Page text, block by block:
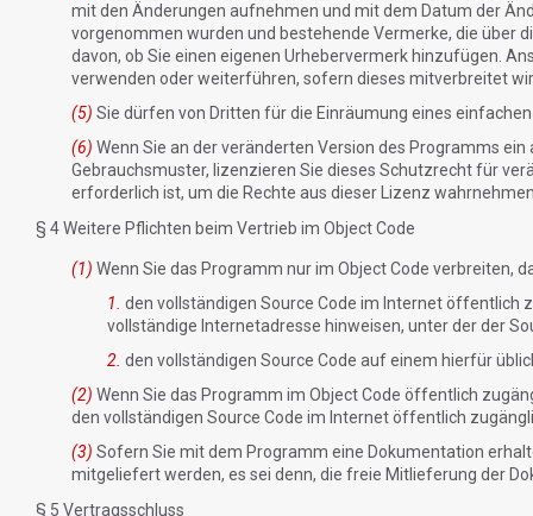
mit den Änderungen aufnehmen und mit dem Datum der
vorgenommen wurden und bestehende Vermerke, die über
davon, ob Sie einen eigenen Urhebervermerk hinzufügen.
verwenden oder weiterführen, sofern dieses mitverbreitet
(5) Sie dürfen von Dritten für die Einräumung eines
(6) Wenn Sie an der veränderten Version des Programms
Gebrauchsmuster, lizenzieren Sie dieses Schutzrecht für
erforderlich ist, um die Rechte aus dieser Lizenz
§ 4 Weitere Pflichten beim Vertrieb im Object Code
(1) Wenn Sie das Programm nur im Object Code verbreiten,
1. den vollständigen Source Code im Internet öffentlich
vollständige Internetadresse hinweisen, unter der der
2. den vollständigen Source Code auf einem hierfür
(2) Wenn Sie das Programm im Object Code öffentlich
den vollständigen Source Code im Internet öffentlich
(3) Sofern Sie mit dem Programm eine Dokumentation
mitgeliefert werden, es sei denn, die freie Mitlieferung der
§ 5 Vertragsschluss